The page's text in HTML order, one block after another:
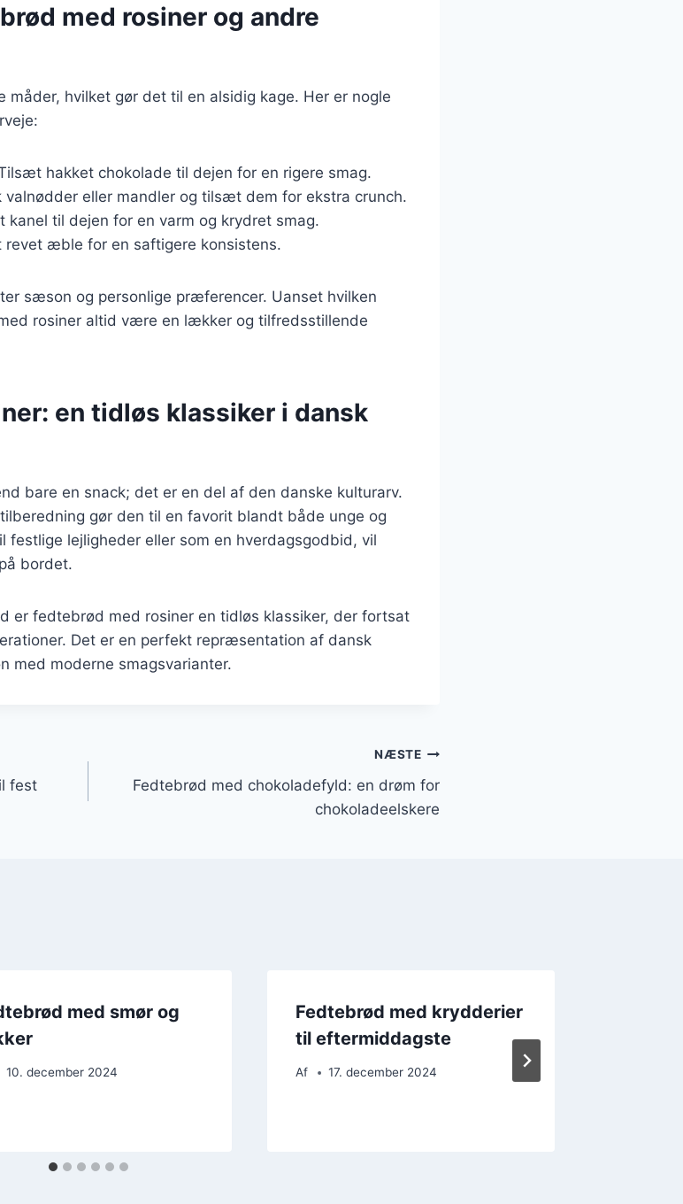
med rosiner og andre
måder, hvilket gør det til en alsidig kage. Her er nogle
hakket chokolade til dejen for en rigere smag.
valnødder eller mandler og tilsæt dem for ekstra crunch.
kanel til dejen for en varm og krydret smag.
æble for en saftigere konsistens.
sæson og personlige præferencer. Uanset hvilken
rosiner altid være en lækker og tilfredsstillende
en tidløs klassiker i dansk
bare en snack; det er en del af den danske kulturarv.
gør den til en favorit blandt både unge og
festlige lejligheder eller som en hverdagsgodbid, vil
bordet.
er fedtebrød med rosiner en tidløs klassiker, der fortsat
Det er en perfekt repræsentation af dansk
med moderne smagsvarianter.
fest
NÆSTE
Fedtebrød med chokoladefyld: en drøm for
chokoladeelskere
med smør og
10. december 2024
Fedtebrød med krydderier
til eftermiddagste
Af 17. december 2024